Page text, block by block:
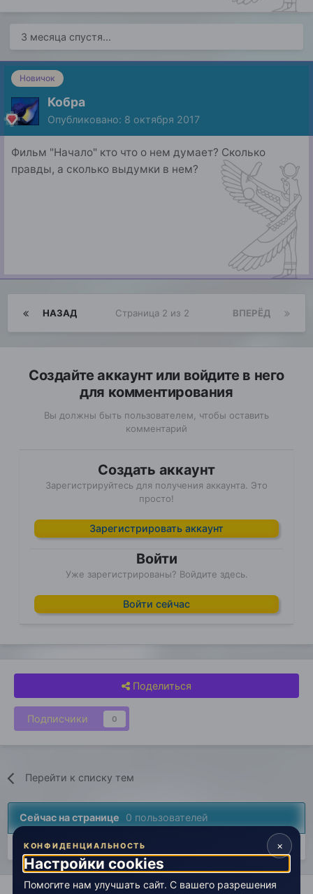
3 месяца спустя...
Новичок
Кобра
Опубликовано: 8 октября 2017
Фильм "Начало" кто что о нем думает? Сколько
правды, а сколько выдумки в нем?
НАЗАД ВПЕРЁД
Страница 2 из 2
Создайте аккаунт или войдите в него
для комментирования
Вы должны быть пользователем, чтобы оставить
комментарий
Создать аккаунт
Зарегистрируйтесь для получения аккаунта. Это
просто!
Зарегистрировать аккаунт
Войти
Уже зарегистрированы? Войдите здесь.
Войти сейчас
Поделиться
Подписчики 0
Перейти к списку тем
Сейчас на странице 0 пользователей
Нет пользователей, просматривающих эту страницу.
Главная Открытый космос Иные пути Фильм - фильм -
×
КОНФИДЕНЦИАЛЬНОСТЬ
Настройки cookies
Помогите нам улучшать сайт. С вашего разрешения